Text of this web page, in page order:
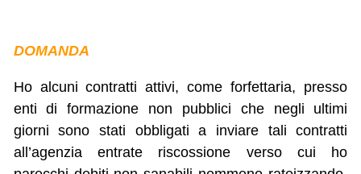
DOMANDA
Ho alcuni contratti attivi, come forfettaria, presso
enti di formazione non pubblici che negli ultimi
giorni sono stati obbligati a inviare tali contratti
all’agenzia entrate riscossione verso cui ho